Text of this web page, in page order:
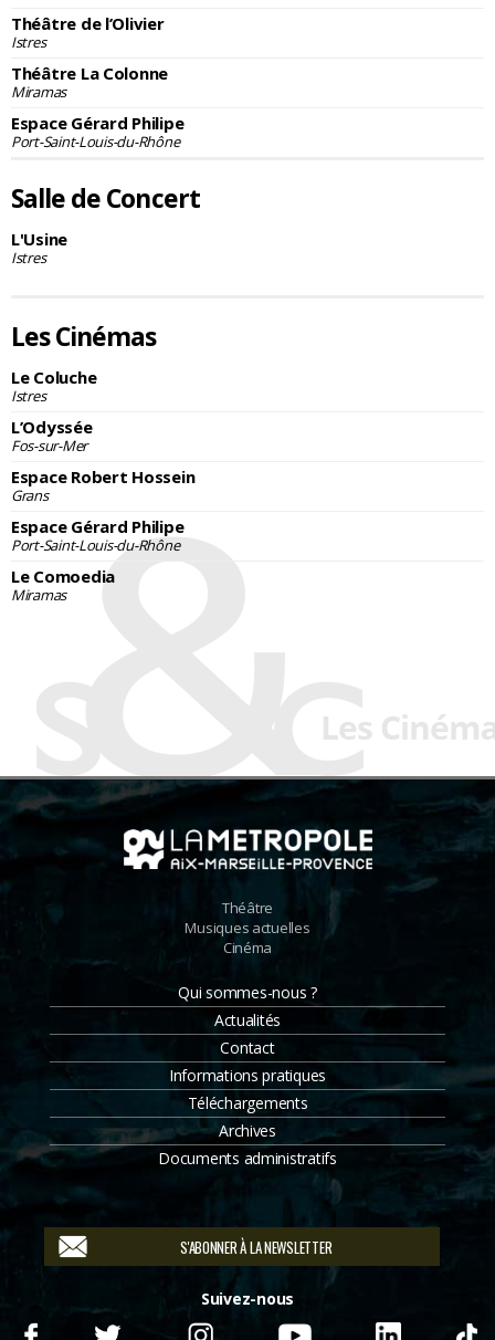
Théâtre de l’Olivier
Istres
Théâtre La Colonne
Miramas
Espace Gérard Philipe
Port-Saint-Louis-du-Rhône
Salle de Concert
L'Usine
Istres
Les Cinémas
Le Coluche
Istres
L’Odyssée
Fos-sur-Mer
Espace Robert Hossein
Grans
Espace Gérard Philipe
Port-Saint-Louis-du-Rhône
Le Comoedia
Miramas
Théâtre
Musiques actuelles
Cinéma
Qui sommes-nous ?
Actualités
Contact
Informations pratiques
Téléchargements
Archives
Documents administratifs
S'ABONNER À LA NEWSLETTER
Suivez-nous